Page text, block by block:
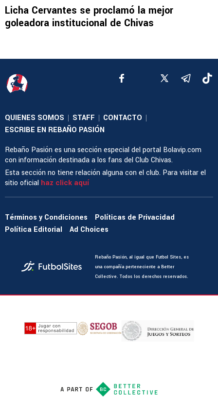
Licha Cervantes se proclamó la mejor
goleadora institucional de Chivas
QUIENES SOMOS | STAFF | CONTACTO |
ESCRIBE EN REBAÑO PASIÓN
Rebaño Pasión es una sección especial del portal Bolavip.com
con información destinada a los fans del Club Chivas.
Esta sección no tiene relación alguna con el club. Para visitar el
sitio oficial haz click aquí
Términos y Condiciones
Políticas de Privacidad
Política Editorial
Ad Choices
Rebaño Pasión, al igual que Futbol Sites, es
una compañía perteneciente a Better
Collective. Todos los derechos reservados.